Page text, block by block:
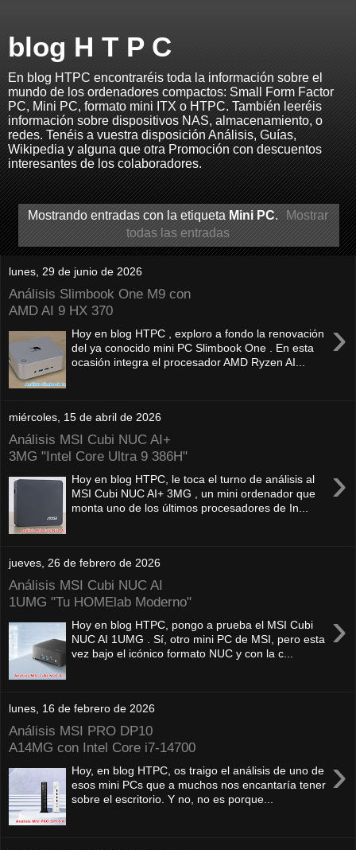
blog H T P C
En blog HTPC encontraréis toda la información sobre el
mundo de los ordenadores compactos: Small Form Factor
PC, Mini PC, formato mini ITX o HTPC. También leeréis
información sobre dispositivos NAS, almacenamiento, o
redes. Tenéis a vuestra disposición Análisis, Guías,
Wikipedia y alguna que otra Promoción con descuentos
interesantes de los colaboradores.
Mostrando entradas con la etiquetaMini PC. Mostrar
todas las entradas
lunes, 29 de junio de 2026
Análisis Slimbook One M9 con
AMD AI 9 HX 370
›
Hoy en blog HTPC , exploro a fondo la renovación
del ya conocido mini PC Slimbook One . En esta
ocasión integra el procesador AMD Ryzen AI...
miércoles, 15 de abril de 2026
Análisis MSI Cubi NUC AI+
3MG "Intel Core Ultra 9 386H"
›
Hoy en blog HTPC, le toca el turno de análisis al
MSI Cubi NUC AI+ 3MG , un mini ordenador que
monta uno de los últimos procesadores de In...
jueves, 26 de febrero de 2026
Análisis MSI Cubi NUC AI
1UMG "Tu HOMElab Moderno"
›
Hoy en blog HTPC, pongo a prueba el MSI Cubi
NUC AI 1UMG . Sí, otro mini PC de MSI, pero esta
vez bajo el icónico formato NUC y con la c...
lunes, 16 de febrero de 2026
Análisis MSI PRO DP10
A14MG con Intel Core i7-14700
›
Hoy, en blog HTPC, os traigo el análisis de uno de
esos mini PCs que a muchos nos encantaría tener
sobre el escritorio. Y no, no es porque...